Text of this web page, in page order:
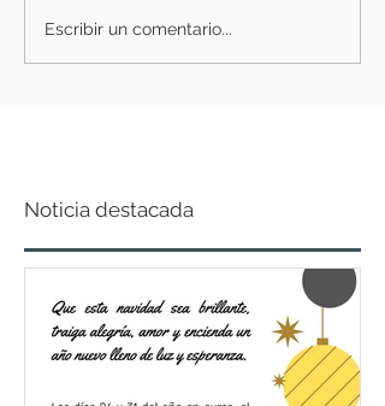
Escribir un comentario...
Noticia destacada